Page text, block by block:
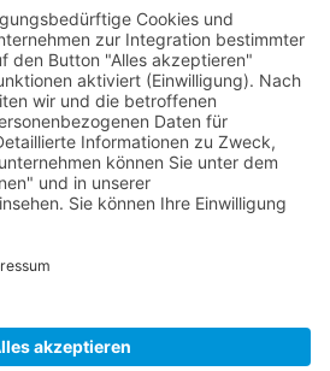
Erich Roiser GmbH